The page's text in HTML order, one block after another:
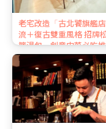
老宅改造「古北饕旗艦
流＋復古雙重風格 招牌
籠湯包、創意中菜必吃